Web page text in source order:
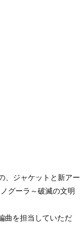
、ジャケットと新アー
グーラ～破滅の文明
曲を担当していただ